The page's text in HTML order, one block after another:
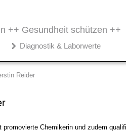
++ Gesundheit schützen ++
Diagnostik & Laborwerte
Reider
promovierte Chemikerin und zudem